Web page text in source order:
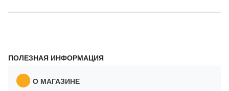
ПОЛЕЗНАЯ ИНФОРМАЦИЯ
О МАГАЗИНЕ